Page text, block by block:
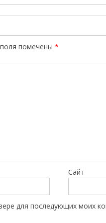
помечены *
Сайт
для последующих моих